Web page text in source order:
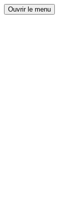
Ouvrir le menu